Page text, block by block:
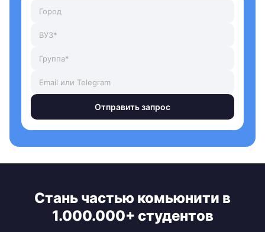
Отправить запрос
Стань частью комьюнити в
1.000.000+ студентов